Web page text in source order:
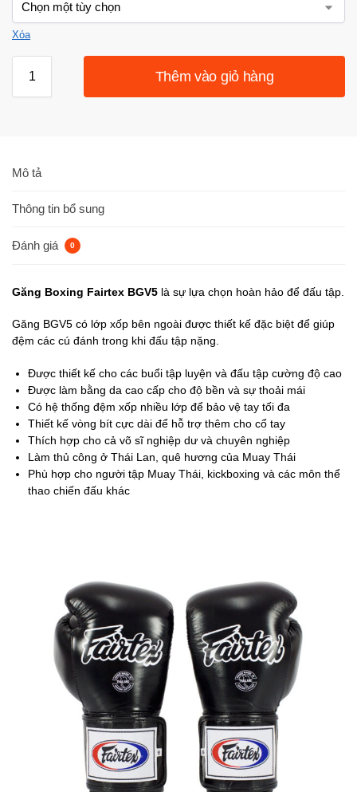
Xóa
Thêm vào giỏ hàng
Mô tả
Thông tin bổ sung
Đánh giá 0
Găng Boxing Fairtex BGV5 là sự lựa chọn hoàn hảo để đấu tập.
Găng BGV5 có lớp xốp bên ngoài được thiết kế đặc biệt để giúp
đệm các cú đánh trong khi đấu tập nặng.
Được thiết kế cho các buổi tập luyện và đấu tập cường độ cao
Được làm bằng da cao cấp cho độ bền và sự thoải mái
Có hệ thống đệm xốp nhiều lớp để bảo vệ tay tối đa
Thiết kế vòng bít cực dài để hỗ trợ thêm cho cổ tay
Thích hợp cho cả võ sĩ nghiệp dư và chuyên nghiệp
Làm thủ công ở Thái Lan, quê hương của Muay Thái
Phù hợp cho người tập Muay Thái, kickboxing và các môn thể
thao chiến đấu khác